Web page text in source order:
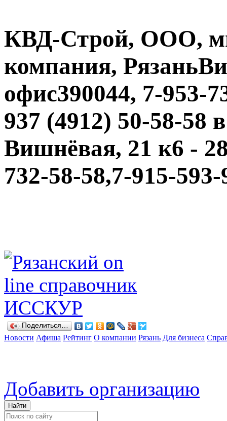
КВД-Строй, ООО,
компания,
офис390044, 7-953-
937 (4912) 50-58-58
Вишнёвая, 21 к6 -
732-58-58,7-915-
Поделиться…
Новости Афиша Рейтинг О компании Рязань Для бизнеса
Добавить организацию